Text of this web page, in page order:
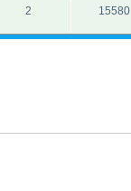
2 15580